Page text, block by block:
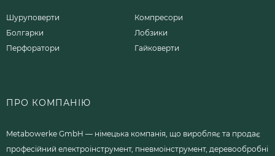
Шуруповерти
Болгарки
Перфоратори
Компресори
Лобзики
Гайковерти
ПРО КОМПАНІЮ
Metabowerke GmbH — німецька компанія, що виробляє та продає
професійний електроінструмент, пневмоінструмент, деревообробні